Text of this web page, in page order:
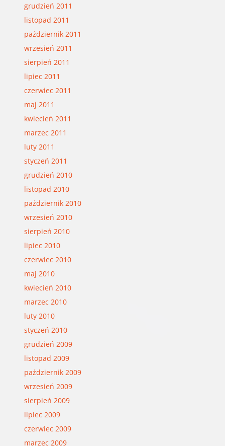
grudzień 2011
listopad 2011
październik 2011
wrzesień 2011
sierpień 2011
lipiec 2011
czerwiec 2011
maj 2011
kwiecień 2011
marzec 2011
luty 2011
styczeń 2011
grudzień 2010
listopad 2010
październik 2010
wrzesień 2010
sierpień 2010
lipiec 2010
czerwiec 2010
maj 2010
kwiecień 2010
marzec 2010
luty 2010
styczeń 2010
grudzień 2009
listopad 2009
październik 2009
wrzesień 2009
sierpień 2009
lipiec 2009
czerwiec 2009
marzec 2009